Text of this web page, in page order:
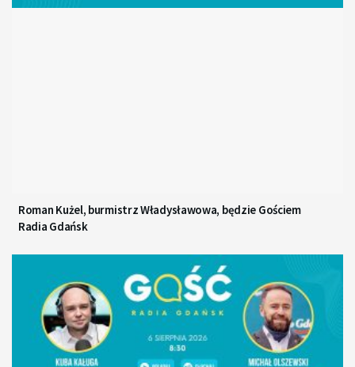
Roman Kużel, burmistrz Władysławowa, będzie Gościem
Radia Gdańsk